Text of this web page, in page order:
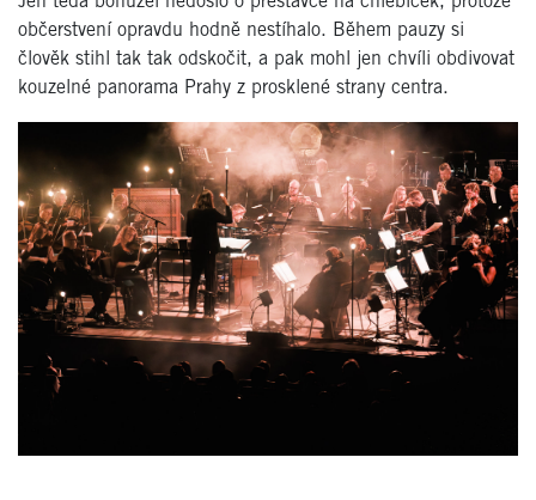
občerstvení opravdu hodně nestíhalo. Během pauzy si
člověk stihl tak tak odskočit, a pak mohl jen chvíli obdivovat
kouzelné panorama Prahy z prosklené strany centra.